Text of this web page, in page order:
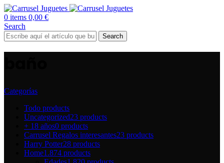
0 items 0,00 €
Search
Search
Categorías
Todo products
Uncategorized23 products
+ 18 años0 products
Carrusel Regalos interesantes23 products
Harry Potter28 products
Home1.874 products